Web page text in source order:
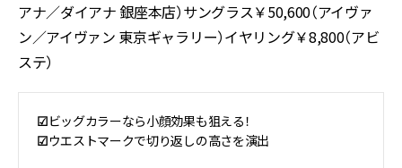
アナ／ダイアナ 銀座本店）サングラス￥50,600（アイヴァ
ン／アイヴァン 東京ギャラリー）イヤリング￥8,800（アビ
ステ）
☑︎ビッグカラーなら小顔効果も狙える！
☑︎ウエストマークで切り返しの高さを演出